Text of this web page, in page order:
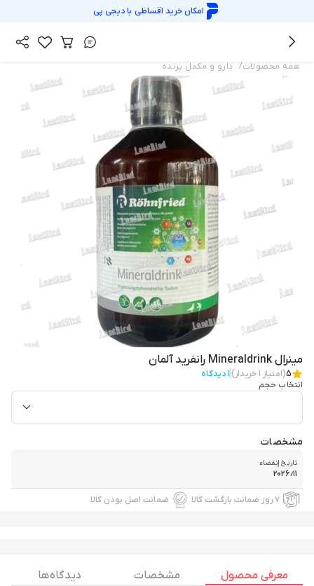
امکان خرید اقساطی بادیجی پی
همه محصولات/ دارو و مکمل پرنده
مینرال Mineraldrink رانفرید آلمان
5(امتیاز 1خریدار) 1دیدگاه
انتخاب حجم
مشخصات
تاریخ إنقضاء
۲۰۲۶٫۱۱
۷ روز ضمانت بازگشت کالا ضمانت اصل بودن کالا
معرفی محصول مشخصات
دیدگاه ها